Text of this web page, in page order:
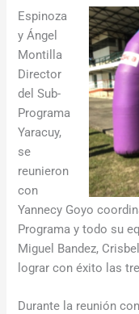
Espinoza
y Ángel
Montilla
Director
del Sub-
Programa
Yaracuy,
se
reunieron
con
Yannecy Goyo
Programa y todo su
Miguel Bandez,
lograr con éxito las
Durante la reunión